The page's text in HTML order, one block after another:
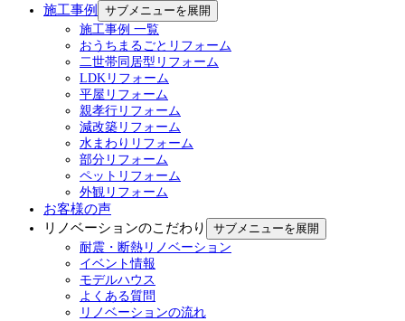
施工事例
サブメニューを展開
施工事例 一覧
おうちまるごとリフォーム
二世帯同居型リフォーム
LDKリフォーム
平屋リフォーム
親孝行リフォーム
減改築リフォーム
水まわりリフォーム
部分リフォーム
ペットリフォーム
外観リフォーム
お客様の声
リノベーションのこだわり
サブメニューを展開
耐震・断熱リノベーション
イベント情報
モデルハウス
よくある質問
リノベーションの流れ